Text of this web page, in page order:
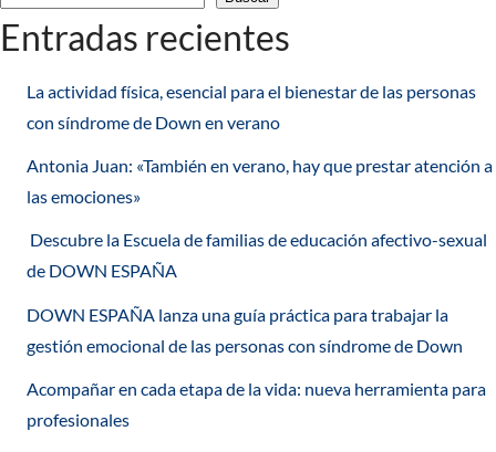
Entradas recientes
La actividad física, esencial para el bienestar de las personas
con síndrome de Down en verano
Antonia Juan: «También en verano, hay que prestar atención a
las emociones»
Descubre la Escuela de familias de educación afectivo-sexual
de DOWN ESPAÑA
DOWN ESPAÑA lanza una guía práctica para trabajar la
gestión emocional de las personas con síndrome de Down
Acompañar en cada etapa de la vida: nueva herramienta para
profesionales